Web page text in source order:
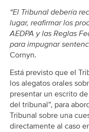
“El Tribunal debería
lugar, reafirmar los
AEDPA y las Reglas
para impugnar
Cornyn.
Está previsto que el
los alegatos orales
presentar un escrito
del tribunal”, para
Tribunal sobre una
directamente al caso